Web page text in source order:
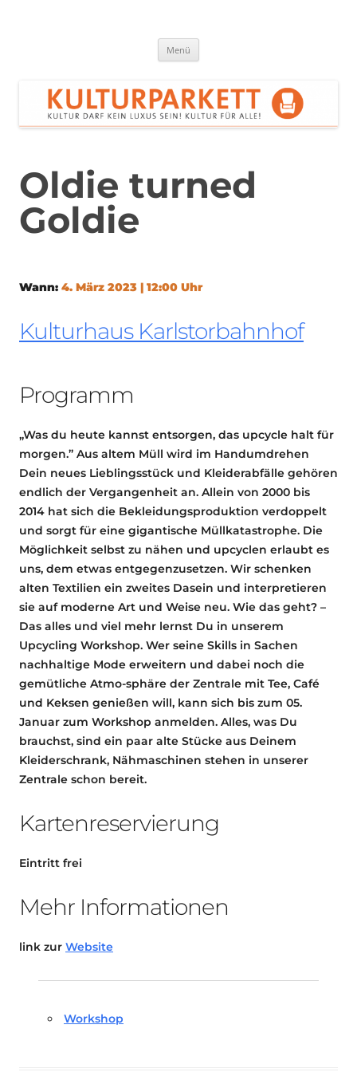
Menü
Oldie turned
Goldie
Wann: 4. März 2023 | 12:00 Uhr
Kulturhaus Karlstorbahnhof
Programm
„Was du heute kannst entsorgen, das upcycle halt für
morgen.” Aus altem Müll wird im Handumdrehen
Dein neues Lieblingsstück und Kleiderabfälle gehören
endlich der Vergangenheit an. Allein von 2000 bis
2014 hat sich die Bekleidungsproduktion verdoppelt
und sorgt für eine gigantische Müllkatastrophe. Die
Möglichkeit selbst zu nähen und upcyclen erlaubt es
uns, dem etwas entgegenzusetzen. Wir schenken
alten Textilien ein zweites Dasein und interpretieren
sie auf moderne Art und Weise neu. Wie das geht? –
Das alles und viel mehr lernst Du in unserem
Upcycling Workshop. Wer seine Skills in Sachen
nachhaltige Mode erweitern und dabei noch die
gemütliche Atmo-sphäre der Zentrale mit Tee, Café
und Keksen genießen will, kann sich bis zum 05.
Januar zum Workshop anmelden. Alles, was Du
brauchst, sind ein paar alte Stücke aus Deinem
Kleiderschrank, Nähmaschinen stehen in unserer
Zentrale schon bereit.
Kartenreservierung
Eintritt frei
Mehr Informationen
link zur Website
Workshop